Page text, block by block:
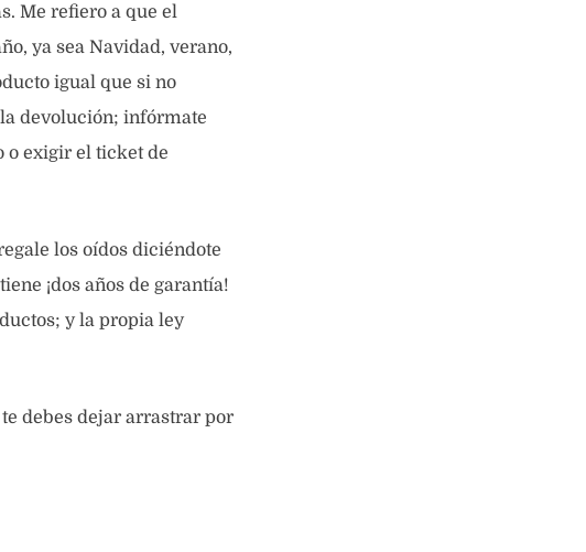
Me refiero a que el
ya sea Navidad, verano,
igual que si no
devolución; infórmate
o exigir el ticket de
los oídos diciéndote
¡dos años de garantía!
y la propia ley
debes dejar arrastrar por